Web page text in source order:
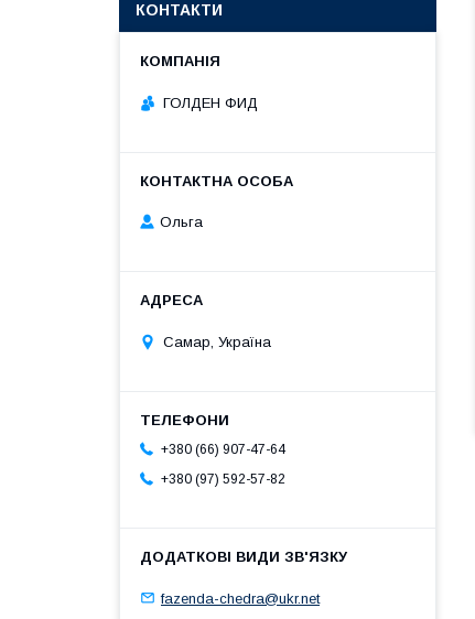
КОНТАКТИ
ГОЛДЕН ФИД
Ольга
Самар, Україна
+380 (66) 907-47-64
+380 (97) 592-57-82
fazenda-chedra@ukr.net